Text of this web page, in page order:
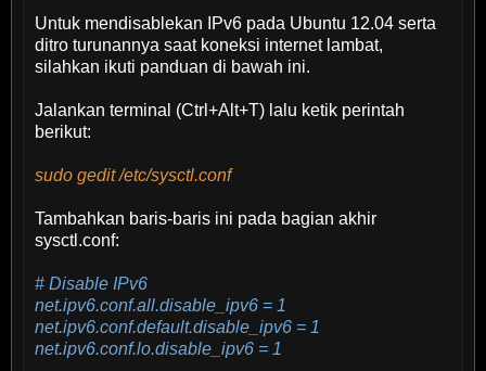
Untuk mendisablekan IPv6 pada Ubuntu 12.04 serta
ditro turunannya saat koneksi internet lambat,
silahkan ikuti panduan di bawah ini.
Jalankan terminal (Ctrl+Alt+T) lalu ketik perintah
berikut:
sudo gedit /etc/sysctl.conf
Tambahkan baris-baris ini pada bagian akhir
sysctl.conf:
# Disable IPv6
net.ipv6.conf.all.disable_ipv6 = 1
net.ipv6.conf.default.disable_ipv6 = 1
net.ipv6.conf.lo.disable_ipv6 = 1